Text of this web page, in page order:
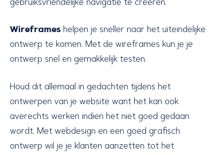
Wireframes helpen je sneller naar het uiteindelijke
ontwerp te komen. Met de wireframes kun je je
ontwerp snel en gemakkelijk testen.
Houd dit allemaal in gedachten tijdens het
ontwerpen van je website want het kan ook
averechts werken indien het niet goed gedaan
wordt. Met webdesign en een goed grafisch
ontwerp wil je je klanten aanzetten tot het